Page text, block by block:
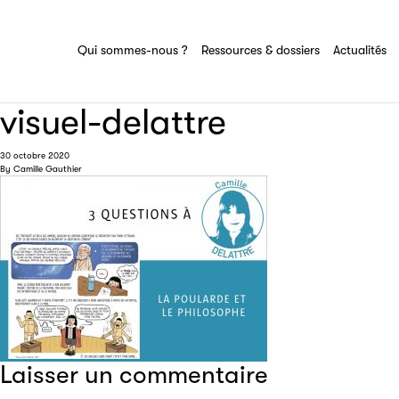
Qui sommes-nous ? Ressources & dossiers Actualités
d'expertise du groupe Sciences pour tous
visuel-delattre
30 octobre 2020
By Camille Gauthier
Laisser un commentaire